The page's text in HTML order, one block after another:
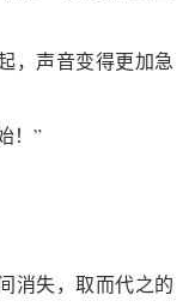
，声音变得更加急
！”
消失，取而代之的